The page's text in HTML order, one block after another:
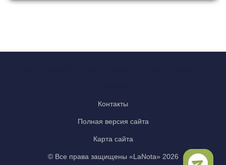
Контакты
Полная версия сайта
Карта сайта
© Все права защищены «LaNota» 2026